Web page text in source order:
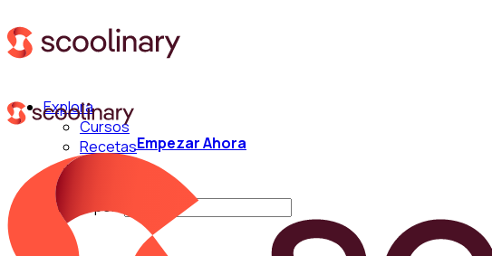
Explora
Cursos
Recetas
Buscar por:
Empezar Ahora